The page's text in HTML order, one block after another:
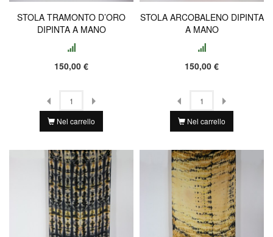
STOLA TRAMONTO D’ORO
DIPINTA A MANO
150,00 €
Nel carrello
STOLA ARCOBALENO DIPINTA
A MANO
150,00 €
Nel carrello